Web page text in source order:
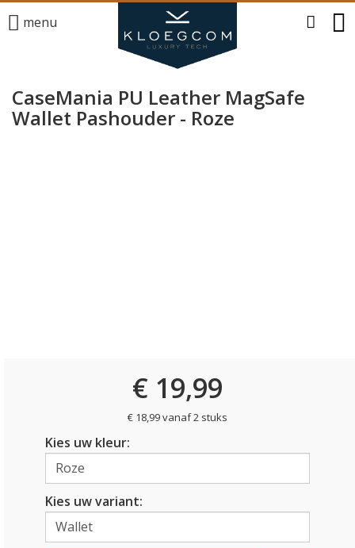
menu
CaseMania PU Leather MagSafe
Wallet Pashouder - Roze
€ 19,99
€ 18,99 vanaf 2 stuks
Kies uw kleur:
Kies uw variant: